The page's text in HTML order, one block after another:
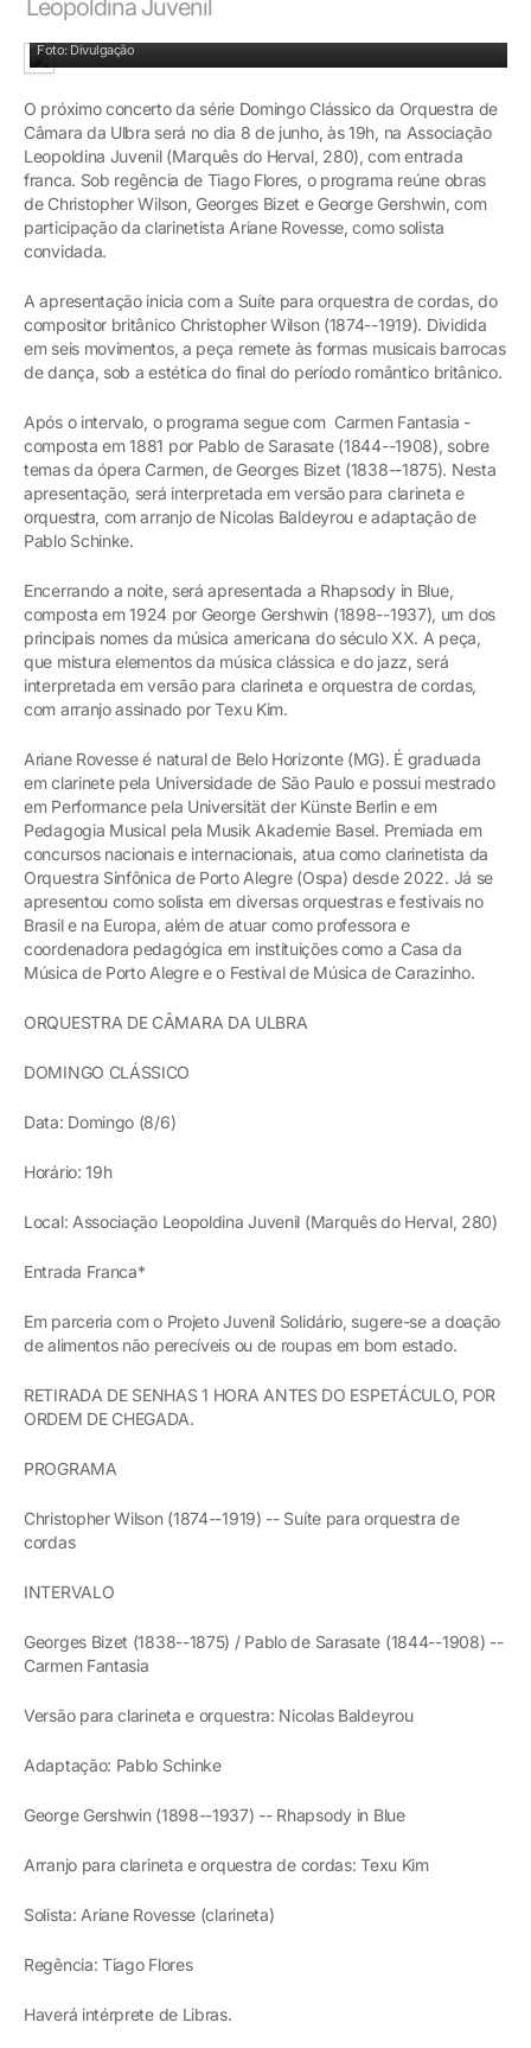
Leopoldina Juvenil
Foto: Divulgação
O próximo concerto da série Domingo Clássico da Orquestra de
Câmara da Ulbra será no dia 8 de junho, às 19h, na Associação
Leopoldina Juvenil (Marquês do Herval, 280), com entrada
franca. Sob regência de Tiago Flores, o programa reúne obras
de Christopher Wilson, Georges Bizet e George Gershwin, com
participação da clarinetista Ariane Rovesse, como solista
convidada.
A apresentação inicia com a Suíte para orquestra de cordas, do
compositor britânico Christopher Wilson (1874--1919). Dividida
em seis movimentos, a peça remete às formas musicais barrocas
de dança, sob a estética do final do período romântico britânico.
Após o intervalo, o programa segue com Carmen Fantasia -
composta em 1881 por Pablo de Sarasate (1844--1908), sobre
temas da ópera Carmen, de Georges Bizet (1838--1875). Nesta
apresentação, será interpretada em versão para clarineta e
orquestra, com arranjo de Nicolas Baldeyrou e adaptação de
Pablo Schinke.
Encerrando a noite, será apresentada a Rhapsody in Blue,
composta em 1924 por George Gershwin (1898--1937), um dos
principais nomes da música americana do século XX. A peça,
que mistura elementos da música clássica e do jazz, será
interpretada em versão para clarineta e orquestra de cordas,
com arranjo assinado por Texu Kim.
Ariane Rovesse é natural de Belo Horizonte (MG). É graduada
em clarinete pela Universidade de São Paulo e possui mestrado
em Performance pela Universität der Künste Berlin e em
Pedagogia Musical pela Musik Akademie Basel. Premiada em
concursos nacionais e internacionais, atua como clarinetista da
Orquestra Sinfônica de Porto Alegre (Ospa) desde 2022. Já se
apresentou como solista em diversas orquestras e festivais no
Brasil e na Europa, além de atuar como professora e
coordenadora pedagógica em instituições como a Casa da
Música de Porto Alegre e o Festival de Música de Carazinho.
ORQUESTRA DE CÂMARA DA ULBRA
DOMINGO CLÁSSICO
Data: Domingo (8/6)
Horário: 19h
Local: Associação Leopoldina Juvenil (Marquês do Herval, 280)
Entrada Franca*
Em parceria com o Projeto Juvenil Solidário, sugere-se a doação
de alimentos não perecíveis ou de roupas em bom estado.
RETIRADA DE SENHAS 1 HORA ANTES DO ESPETÁCULO, POR
ORDEM DE CHEGADA.
PROGRAMA
Christopher Wilson (1874--1919) -- Suíte para orquestra de
cordas
INTERVALO
Georges Bizet (1838--1875) / Pablo de Sarasate (1844--1908) --
Carmen Fantasia
Versão para clarineta e orquestra: Nicolas Baldeyrou
Adaptação: Pablo Schinke
George Gershwin (1898--1937) -- Rhapsody in Blue
Arranjo para clarineta e orquestra de cordas: Texu Kim
Solista: Ariane Rovesse (clarineta)
Regência: Tiago Flores
Haverá intérprete de Libras.